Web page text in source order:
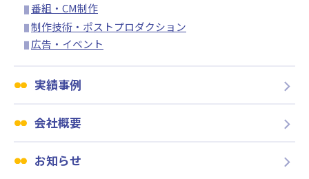
番組・CM制作
制作技術・ポストプロダクション
広告・イベント
実績事例
会社概要
お知らせ